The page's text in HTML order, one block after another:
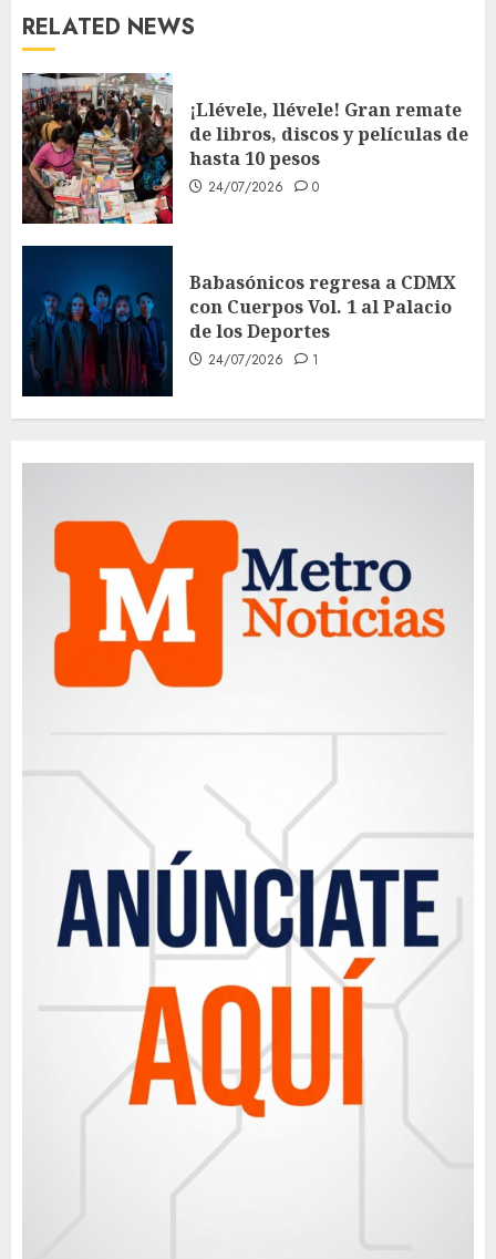
RELATED NEWS
¡Llévele, llévele! Gran remate
de libros, discos y películas de
hasta 10 pesos
24/07/2026 0
Babasónicos regresa a CDMX
con Cuerpos Vol. 1 al Palacio
de los Deportes
24/07/2026 1